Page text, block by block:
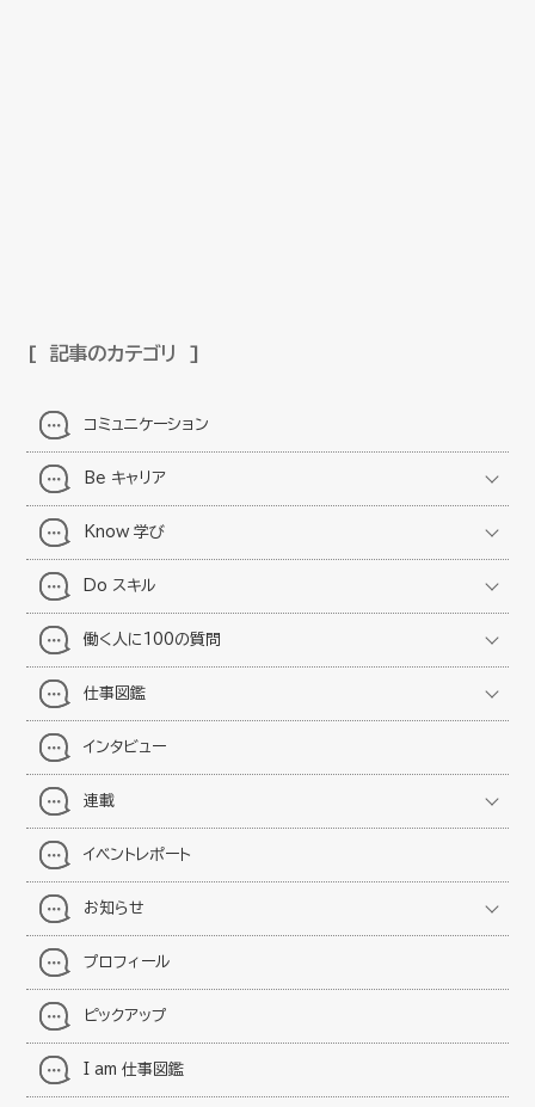
記事のカテゴリ
コミュニケーション
Be キャリア
Know 学び
Do スキル
働く人に100の質問
仕事図鑑
インタビュー
連載
イベントレポート
お知らせ
プロフィール
ピックアップ
I am 仕事図鑑